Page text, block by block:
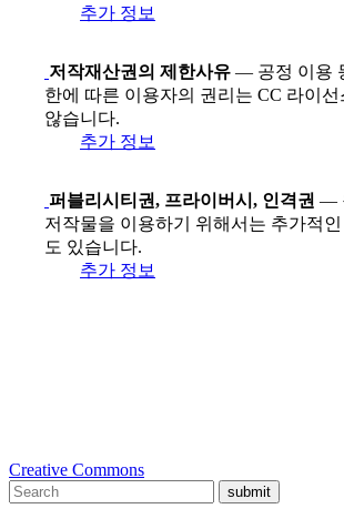
추가 정보
저작재산권의 제한사유 — 공정 이용
한에 따른 이용자의 권리는 CC 라이선
않습니다.
추가 정보
퍼블리시티권, 프라이버시, 인격권 —
저작물을 이용하기 위해서는 추가적
도 있습니다.
추가 정보
Creative Commons
submit